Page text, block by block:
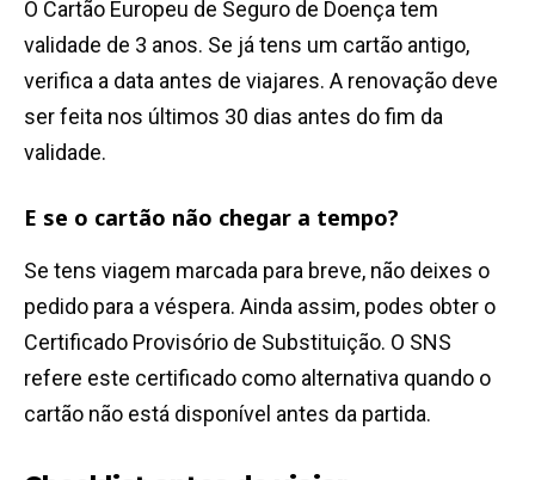
O Cartão Europeu de Seguro de Doença tem
validade de 3 anos. Se já tens um cartão antigo,
verifica a data antes de viajares. A renovação deve
ser feita nos últimos 30 dias antes do fim da
validade.
E se o cartão não chegar a tempo?
Se tens viagem marcada para breve, não deixes o
pedido para a véspera. Ainda assim, podes obter o
Certificado Provisório de Substituição. O SNS
refere este certificado como alternativa quando o
cartão não está disponível antes da partida.